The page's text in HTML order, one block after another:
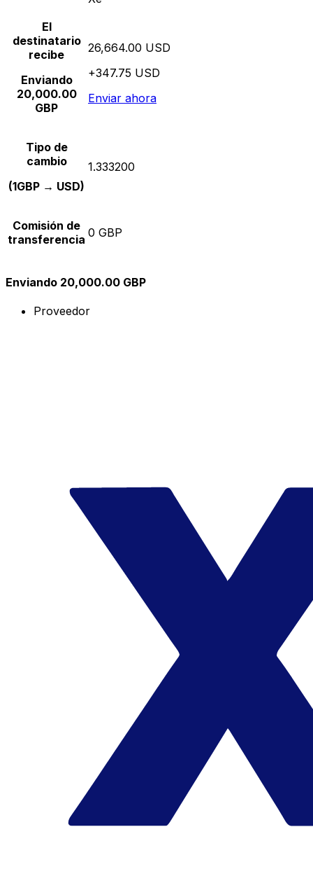
El
destinatario
recibe
Enviando
20,000.00
GBP
26,664.00 USD
+347.75 USD
Enviar ahora
Tipo de
cambio
(1GBP → USD)
1.333200
Comisión de
transferencia 0 GBP
Enviando 20,000.00 GBP
Proveedor